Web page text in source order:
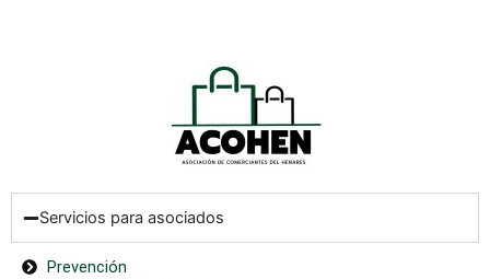
Servicios para asociados
Prevención